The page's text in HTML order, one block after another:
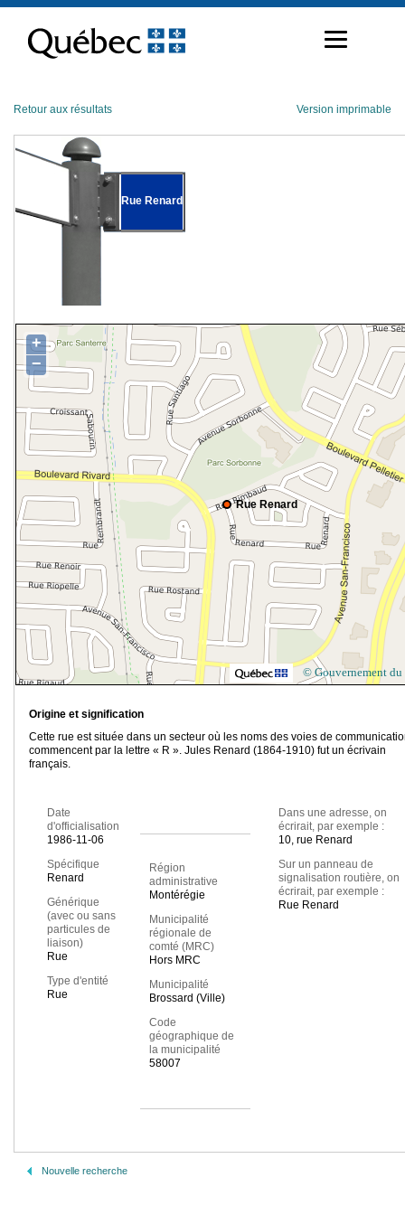
contenu
Retour aux résultats Version imprimable
Rue Renard
Rue Renard
+
−
© Gouvernement du
Origine et signification
Cette rue est située dans un secteur où les noms des voies de
commencent par la lettre « R ». Jules Renard (1864-1910) fut un écrivain
français.
Date
d'officialisation
1986-11-06
Spécifique
Renard
Générique
(avec ou sans
particules de
liaison)
Rue
Type d'entité
Rue
Région
administrative
Montérégie
Municipalité
régionale de
comté (MRC)
Hors MRC
Municipalité
Brossard (Ville)
Code
géographique de
la municipalité
58007
Dans une adresse, on
écrirait, par exemple :
10, rue Renard
Sur un panneau de
signalisation routière, on
écrirait, par exemple :
Rue Renard
Nouvelle recherche